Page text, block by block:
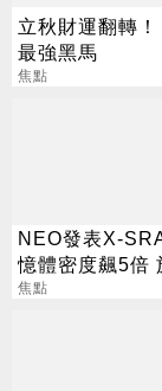
立秋財運翻轉
最強黑馬
焦點
NEO發表X-
憶體密度飆5倍
半導體迎新革命
焦點